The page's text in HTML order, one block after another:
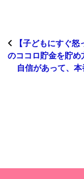
【子どもにすぐ
のココロ貯金を貯め
自信があって、